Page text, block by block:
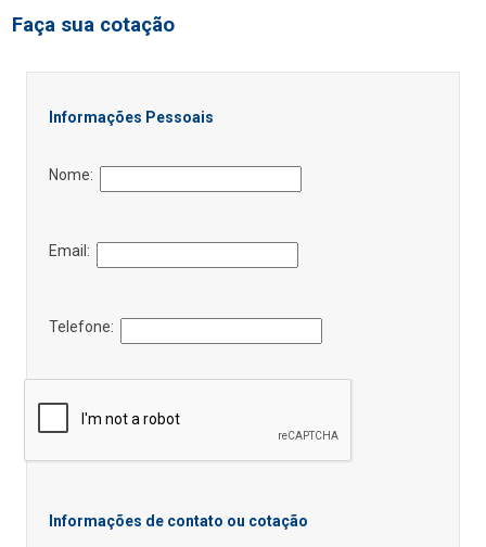
Faça sua cotação
Informações Pessoais
Nome:
Email:
Telefone:
Informações de contato ou cotação